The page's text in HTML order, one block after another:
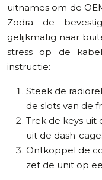
uitnames om de
Zodra de
gelijkmatig naar
stress op de
instructie:
Steek de
de slots van de
Trek de keys uit
uit de dash-cage.
Ontkoppel de
zet de unit op